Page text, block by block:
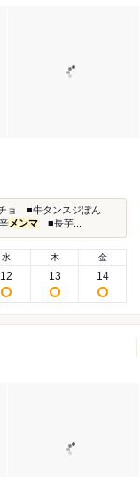
ョ ■牛タンスジぽん
メンマ ■長芋...
水
12
木
13
金
14